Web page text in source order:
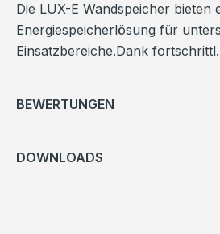
Die LUX-E Wandspeicher bieten
Energiespeicherlösung für
Einsatzbereiche.Dank
BEWERTUNGEN
DOWNLOADS